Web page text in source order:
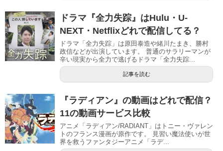
ドラマ『全力失踪』はHulu・U-
NEXT・Netflixどれで配信してる？
ドラマ「全力失踪」は原田泰造や緒川たまき、勝村
政信などが出演しています。 普通のサラリーマンが
辛い現実から全力で逃げるドラマ「全力失踪...
記事を読む
『ラディアン』の動画はどれで配信？
11の動画サービス比較
アニメ「ラディアン/RADIANT」はトニー・ヴァレン
トのフランス漫画が原作です。 見習い魔法使いが世
界を救うファンタジーアニメ「ラデ...